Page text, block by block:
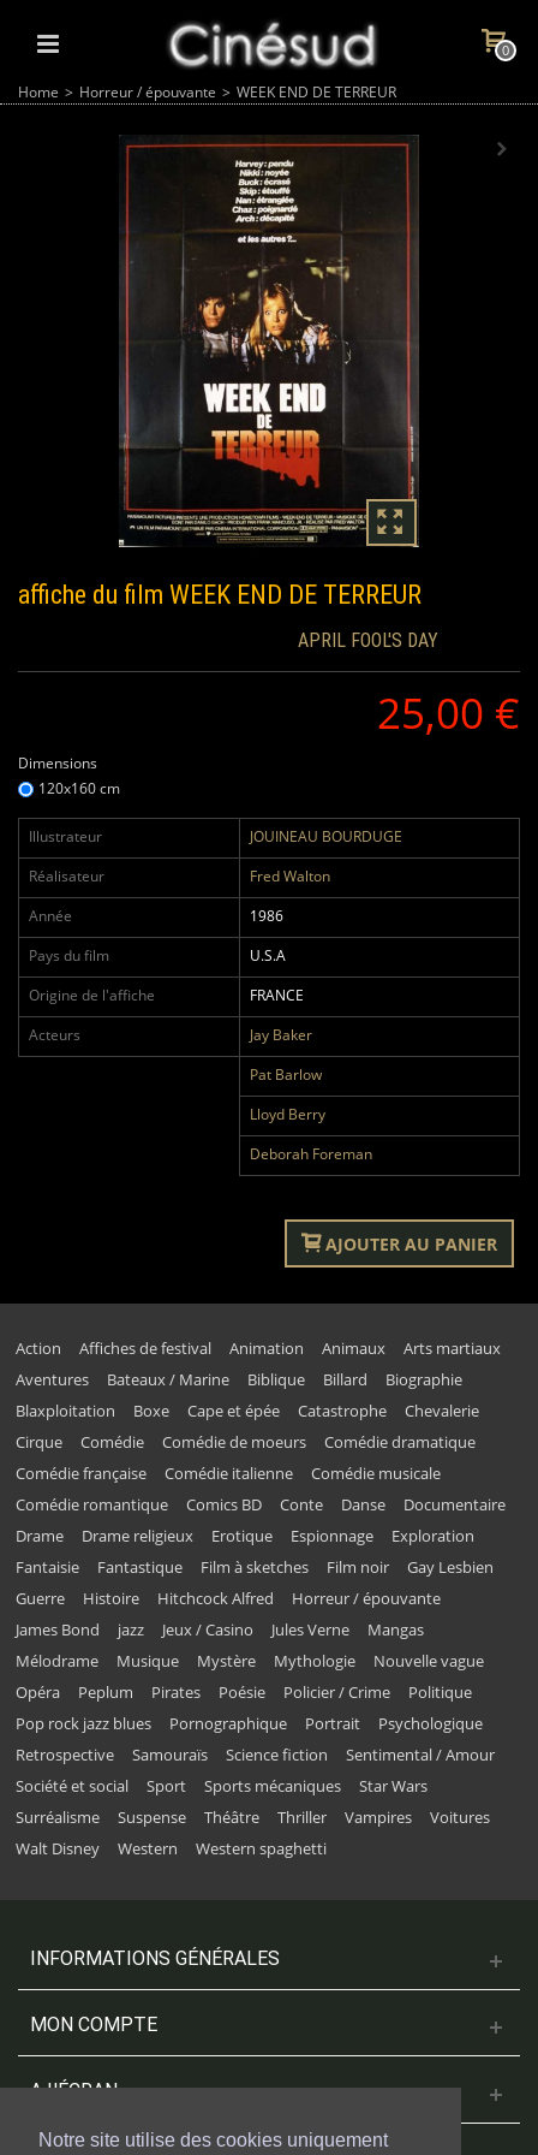
Notre site utilise des cookies uniquement
0
Home > Horreur / épouvante > WEEK END DE TERREUR
affiche du film WEEK END DE TERREUR
APRIL FOOL'S DAY
25,00 €
Dimensions
120x160 cm
Illustrateur
JOUINEAU BOURDUGE
Réalisateur
Fred Walton
Année
1986
Pays du film
U.S.A
Origine de l'affiche
FRANCE
Acteurs
Jay Baker
Pat Barlow
Lloyd Berry
Deborah Foreman
AJOUTER AU PANIER
Action Affiches de festival Animation Animaux
Arts martiaux
Aventures
Bateaux / Marine Biblique Billard
Biographie
Blaxploitation
Boxe Cape et épée Catastrophe
Chevalerie
Cirque
Comédie Comédie de moeurs
Comédie dramatique
Comédie française
Comédie italienne
Comédie musicale
Comédie romantique
Comics BD Conte Danse
Documentaire
Drame
Drame religieux Erotique Espionnage
Exploration
Fantaisie
Fantastique Film à sketches Film noir
Gay Lesbien
Guerre
Histoire Hitchcock Alfred
Horreur / épouvante
James Bond
jazz Jeux / Casino Jules Verne
Mangas
Mélodrame
Musique Mystère Mythologie
Nouvelle vague
Opéra
Peplum Pirates Poésie Policier / Crime
Politique
Pop rock jazz blues
Pornographique Portrait
Psychologique
Retrospective
Samouraïs Science fiction
Sentimental / Amour
Société et social
Sport Sports mécaniques
Star Wars
Surréalisme
Suspense Théâtre Thriller Vampires
Voitures
Walt Disney
Western Western spaghetti
INFORMATIONS GÉNÉRALES
MON COMPTE
A L'ÉCRAN